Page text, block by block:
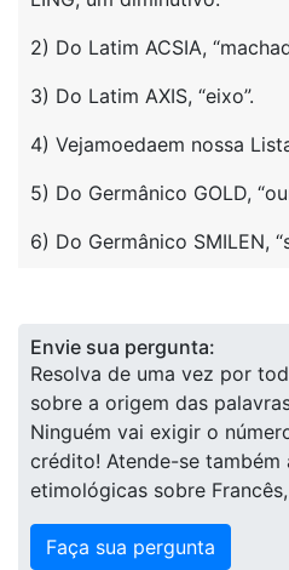
2) Do Latim ACSIA,
3) Do Latim AXIS, “eixo”.
4) Vejamoedaem nossa
5) Do Germânico GOLD,
6) Do Germânico SMILEN,
Envie sua pergunta:
Resolva de uma vez por
sobre a origem das
Ninguém vai exigir o
crédito! Atende-se também
etimológicas sobre
Faça sua pergunta